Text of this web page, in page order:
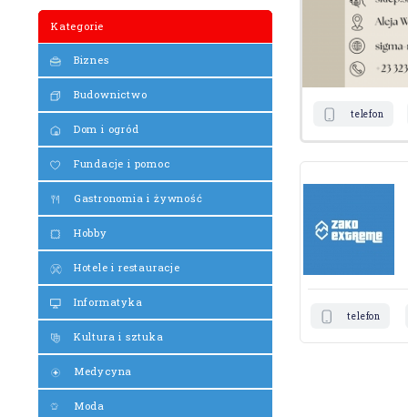
Kategorie
Biznes
Budownictwo
Dom i ogród
Fundacje i pomoc
Gastronomia i żywność
Hobby
Hotele i restauracje
Informatyka
Kultura i sztuka
Medycyna
Moda
telefon
telefon